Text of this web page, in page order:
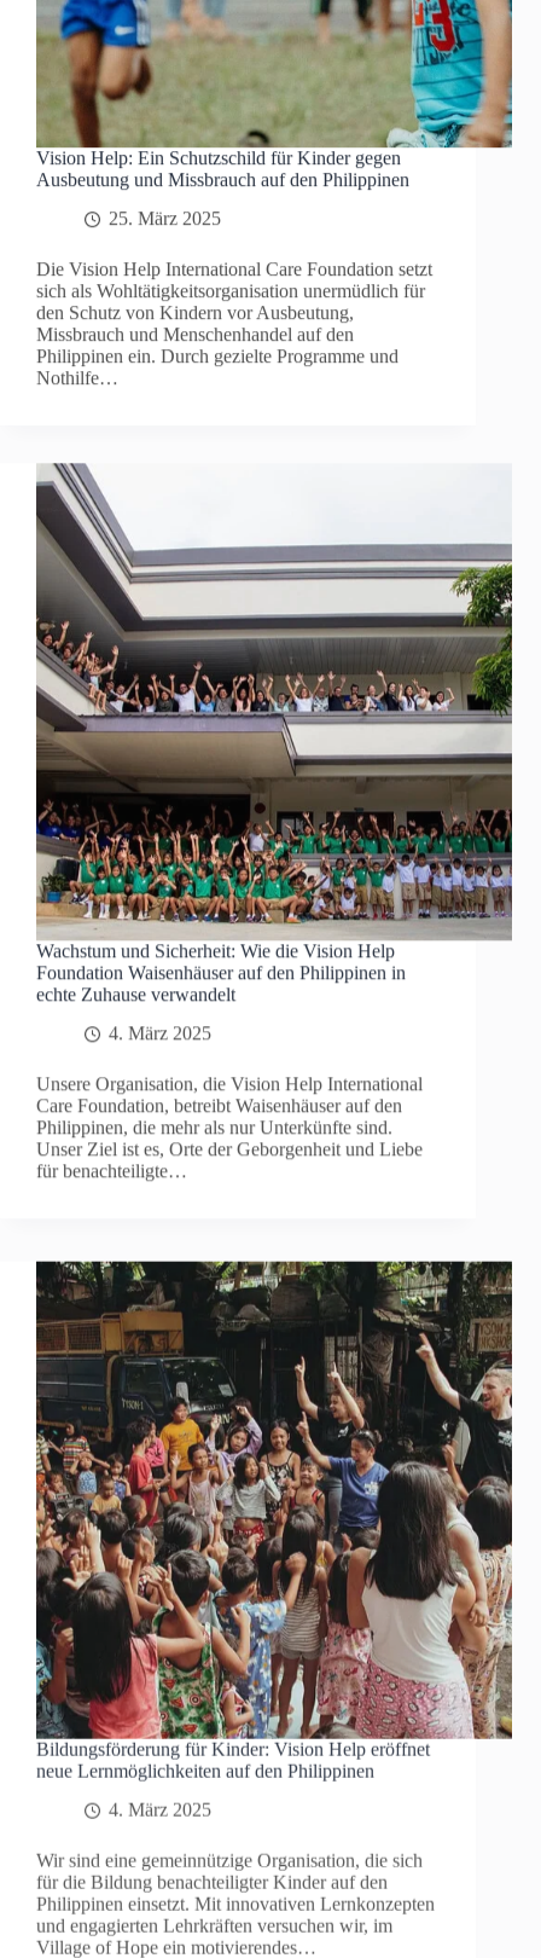
Vision Help: Ein Schutzschild für Kinder gegen
Ausbeutung und Missbrauch auf den Philippinen
25. März 2025
Die Vision Help International Care Foundation setzt
sich als Wohltätigkeitsorganisation unermüdlich für
den Schutz von Kindern vor Ausbeutung,
Missbrauch und Menschenhandel auf den
Philippinen ein. Durch gezielte Programme und
Nothilfe…
Wachstum und Sicherheit: Wie die Vision Help
Foundation Waisenhäuser auf den Philippinen in
echte Zuhause verwandelt
4. März 2025
Unsere Organisation, die Vision Help International
Care Foundation, betreibt Waisenhäuser auf den
Philippinen, die mehr als nur Unterkünfte sind.
Unser Ziel ist es, Orte der Geborgenheit und Liebe
für benachteiligte…
Bildungsförderung für Kinder: Vision Help eröffnet
neue Lernmöglichkeiten auf den Philippinen
4. März 2025
Wir sind eine gemeinnützige Organisation, die sich
für die Bildung benachteiligter Kinder auf den
Philippinen einsetzt. Mit innovativen Lernkonzepten
und engagierten Lehrkräften versuchen wir, im
Village of Hope ein motivierendes…